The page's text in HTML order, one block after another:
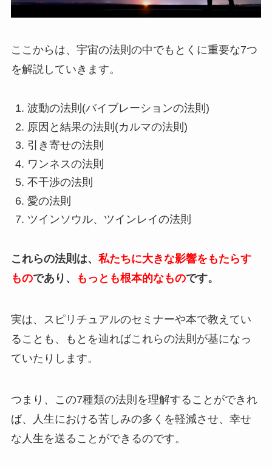
ここからは、宇宙の法則の中でもとくに重要な7つ
を解説していきます。
波動の法則(バイブレーションの法則)
原因と結果の法則(カルマの法則)
引き寄せの法則
ワンネスの法則
不干渉の法則
愛の法則
ツインソウル、ツインレイの法則
これらの法則は、 私たちに大きな影響をもたらす
ものであり、 もっとも根本的なものです。
実は、スピリチュアルのセミナーや本で教えてい
ることも、もとを辿ればこれらの法則が基になっ
ていたりします。
つまり、この7種類の法則を理解することができれ
ば、人生における苦しみの多くを軽減させ、幸せ
な人生を送ることができるのです。